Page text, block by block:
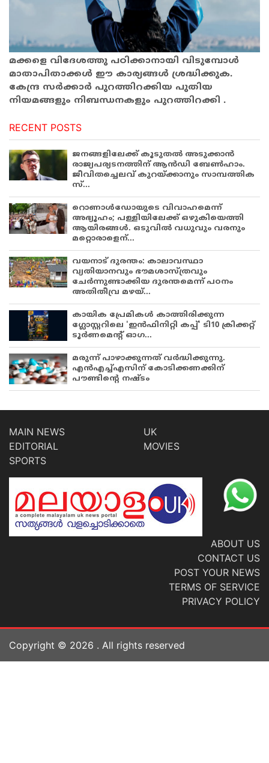
മക്കളെ വിദേശത്തു പഠിക്കാനായി വിടുമ്പോൾ
മാതാപിതാക്കൾ ഈ കാര്യങ്ങൾ ശ്രദ്ധിക്കുക.
കേന്ദ്ര സർക്കാർ പുറത്തിറക്കിയ പുതിയ
നിയമങ്ങളും നിബന്ധനകളും പുറത്തിറക്കി .
RECENT POSTS
ജനങ്ങളിലേക്ക് കൂടുതൽ അടുക്കാൻ
രാജ്യപര്യടനത്തിന് ആൻഡി ബേൺഹാം.
ജീവിതച്ചെലവ് കുറയ്ക്കാനും സാമ്പത്തിക
സ്...
റൊണാൾഡോയുടെ വിവാഹമെന്ന്
അഭ്യൂഹം; പള്ളിയിലേക്ക് ഒഴുകിയെത്തി
ആയിരങ്ങൾ. ഒടുവിൽ വധുവും വരനും
മറ്റൊരാളെന്...
വയനാട് ദുരന്തം: കാലാവസ്ഥാ
വ്യതിയാനവും ഭൗമശാസ്ത്രവും
ചേർന്നുണ്ടാക്കിയ ദുരന്തമെന്ന് പഠനം
അതിതീവ്ര മഴയ്...
കായിക പ്രേമികള്‍ കാത്തിരിക്കുന്ന
ഗ്ലോസ്റ്ററിലെ 'ഇന്‍ഫിനിറ്റി കപ്പ്' ടി10 ക്രിക്കറ്റ്
ടൂര്‍ണമെന്റ് ഓഗ...
മരുന്ന് പാഴാക്കുന്നത് വർദ്ധിക്കുന്നു.
എൻഎച്ച്എസിന് കോടിക്കണക്കിന്
പൗണ്ടിന്റെ നഷ്ടം
MAIN NEWS
EDITORIAL
SPORTS
UK
MOVIES
ABOUT US
CONTACT US
POST YOUR NEWS
TERMS OF SERVICE
PRIVACY POLICY
Copyright © 2026 . All rights reserved